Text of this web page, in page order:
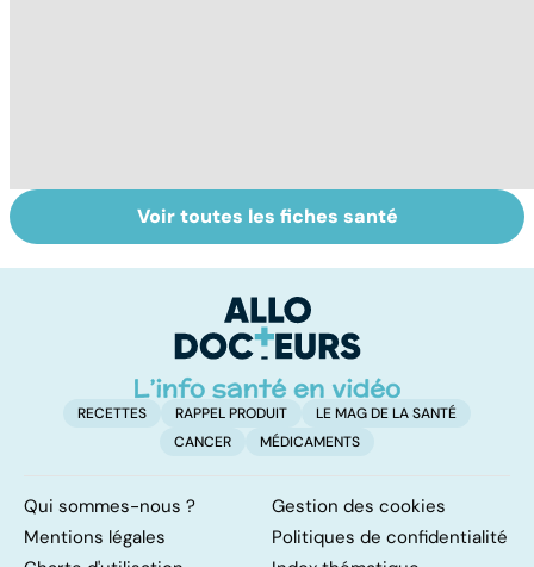
HPV : tout savoir
sur les
Quand la maladie
entraîne la chute
Voir toutes les fiches santé
RECETTES RAPPEL PRODUIT
LE MAG DE LA SANTÉ
CANCER
MÉDICAMENTS
Qui sommes-nous ?
Gestion des cookies
Mentions légales
Politiques de confidentialité